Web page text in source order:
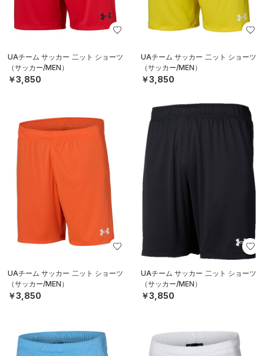
UAチーム サッカー 二ット ショーツ
（サッカー/MEN）
￥3,850
UAチーム サッカー 二ット ショーツ
（サッカー/MEN）
￥3,850
UAチーム サッカー 二ット ショーツ
（サッカー/MEN）
￥3,850
UAチーム サッカー 二ット ショーツ
（サッカー/MEN）
￥3,850